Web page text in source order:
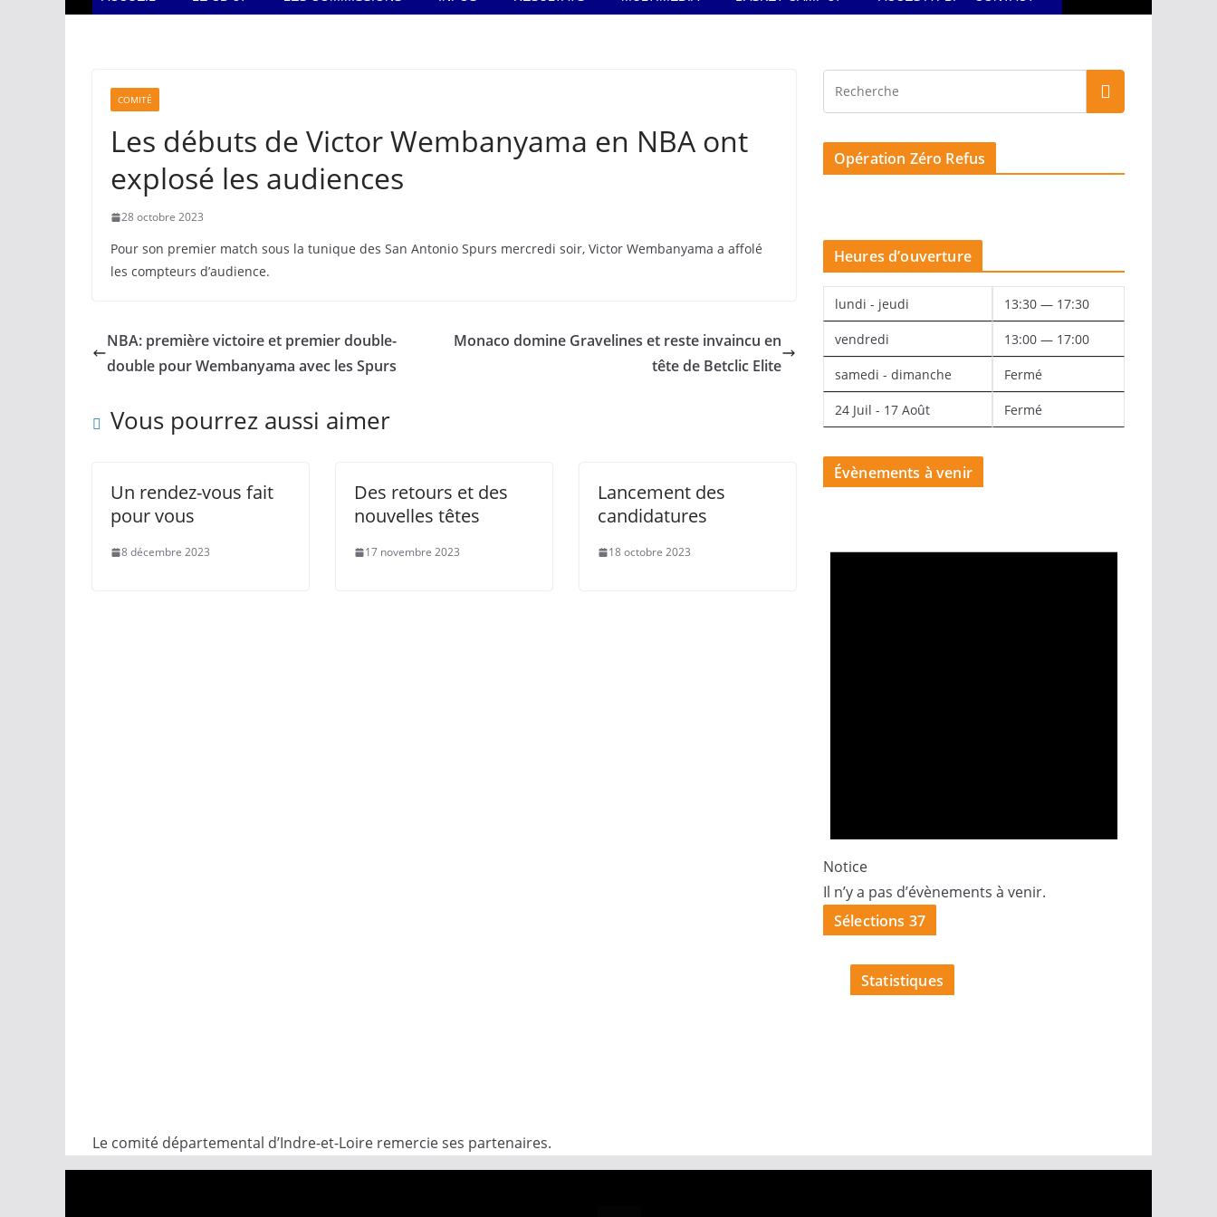
COMITÉ
Les débuts de Victor Wembanyama en NBA ont
explosé les audiences
28 octobre 2023
Pour son premier match sous la tunique des San Antonio Spurs mercredi soir, Victor Wembanyama a affolé
les compteurs d’audience.
NBA: première victoire et premier double-
double pour Wembanyama avec les Spurs
Monaco domine Gravelines et reste invaincu en
tête de Betclic Elite
Vous pourrez aussi aimer
Un rendez-vous fait
pour vous
8 décembre 2023
Des retours et des
nouvelles têtes
17 novembre 2023
Lancement des
candidatures
18 octobre 2023
Opération Zéro Refus
Heures d’ouverture
lundi - jeudi 13:30 — 17:30
vendredi 13:00 — 17:00
samedi - dimanche Fermé
24 Juil - 17 Août Fermé
Évènements à venir
Notice
Il n’y a pas d’évènements à venir.
Sélections 37
Statistiques
Le comité départemental d’Indre-et-Loire remercie ses partenaires.